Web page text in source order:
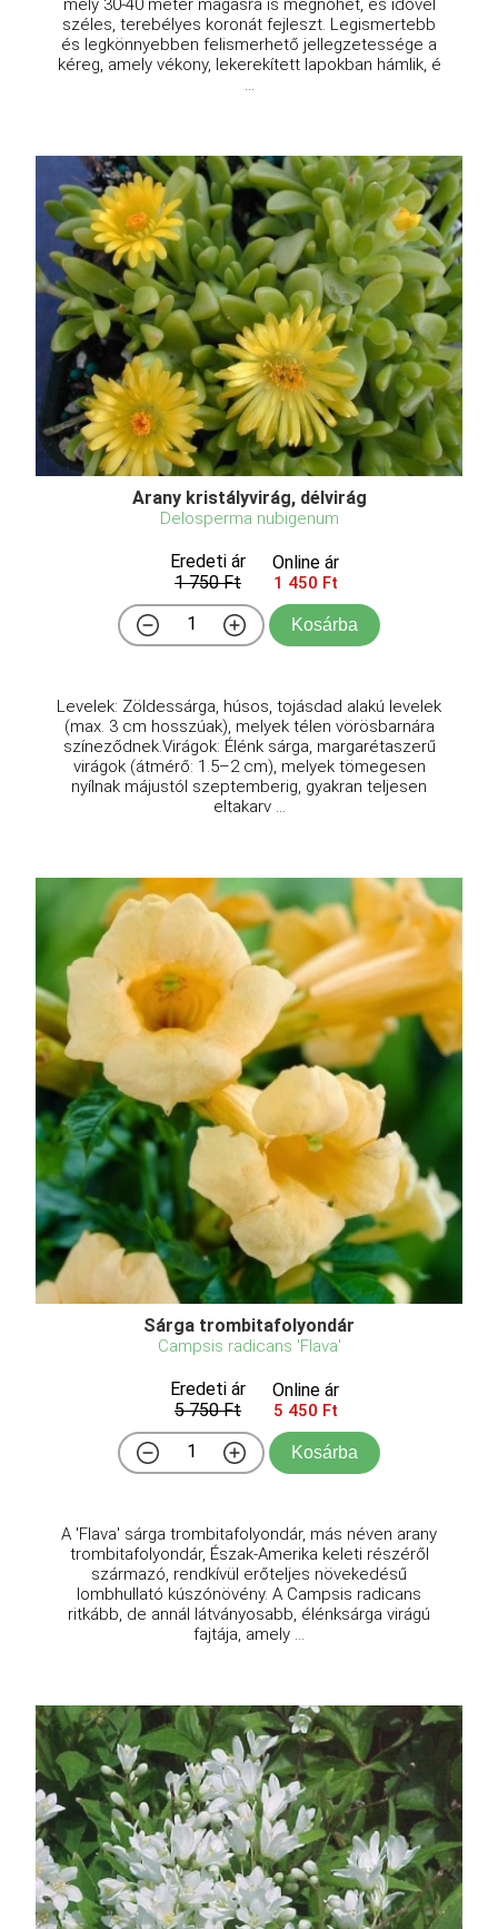
mely 30-40 méter magasra is megnőhet, és idővel
széles, terebélyes koronát fejleszt. Legismertebb
és legkönnyebben felismerhető jellegzetessége a
kéreg, amely vékony, lekerekített lapokban hámlik, é
...
Arany kristályvirág, délvirág
Delosperma nubigenum
Eredeti ár
1 750 Ft
Online ár
1 450 Ft
Kosárba
Levelek: Zöldessárga, húsos, tojásdad alakú levelek
(max. 3 cm hosszúak), melyek télen vörösbarnára
színeződnek.Virágok: Élénk sárga, margarétaszerű
virágok (átmérő: 1.5–2 cm), melyek tömegesen
nyílnak májustól szeptemberig, gyakran teljesen
eltakarv ...
Sárga trombitafolyondár
Campsis radicans 'Flava'
Eredeti ár
5 750 Ft
Online ár
5 450 Ft
Kosárba
A 'Flava' sárga trombitafolyondár, más néven arany
trombitafolyondár, Észak-Amerika keleti részéről
származó, rendkívül erőteljes növekedésű
lombhullató kúszónövény. A Campsis radicans
ritkább, de annál látványosabb, élénksárga virágú
fajtája, amely ...